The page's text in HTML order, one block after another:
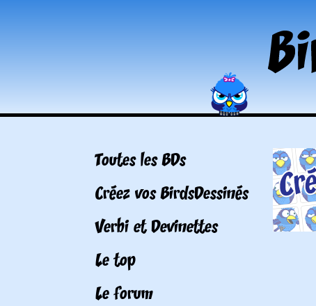
Toutes les BDs
Créez vos BirdsDessinés
Verbi et Devinettes
Le top
Le forum